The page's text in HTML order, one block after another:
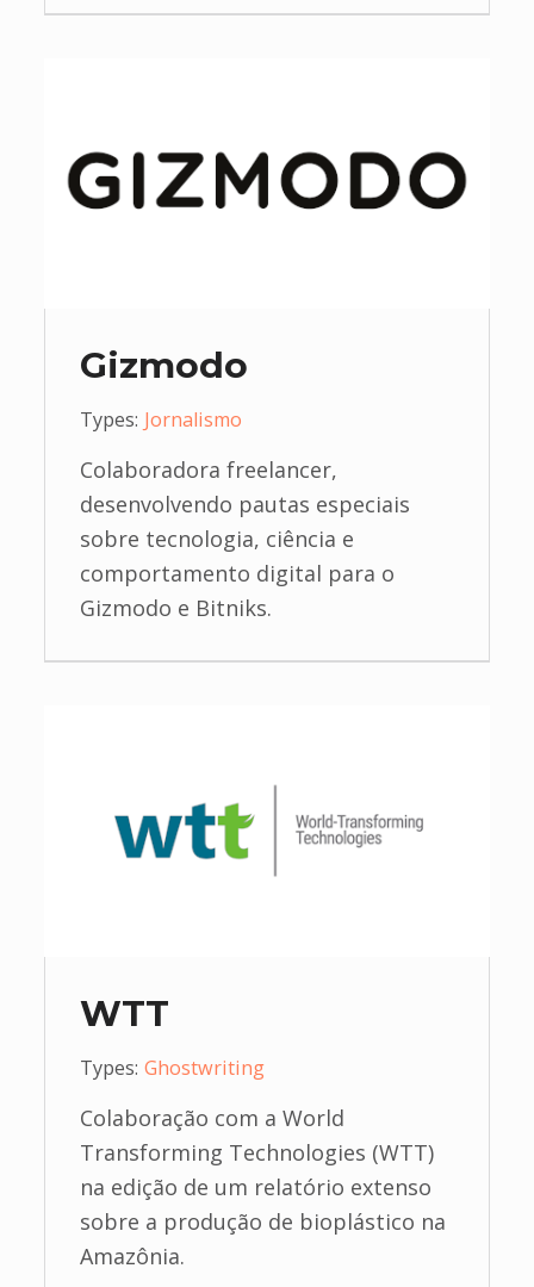
Gizmodo
Types: Jornalismo
Colaboradora freelancer,
desenvolvendo pautas especiais
sobre tecnologia, ciência e
comportamento digital para o
Gizmodo e Bitniks.
WTT
Types: Ghostwriting
Colaboração com a World
Transforming Technologies (WTT)
na edição de um relatório extenso
sobre a produção de bioplástico na
Amazônia.